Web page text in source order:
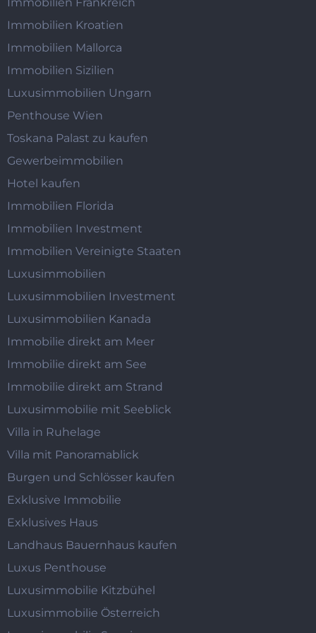
Immobilien Kroatien
Immobilien Mallorca
Immobilien Sizilien
Luxusimmobilien Ungarn
Penthouse Wien
Toskana Palast zu kaufen
Gewerbeimmobilien
Hotel kaufen
Immobilien Florida
Immobilien Investment
Immobilien Vereinigte Staaten
Luxusimmobilien
Luxusimmobilien Investment
Luxusimmobilien Kanada
Immobilie direkt am Meer
Immobilie direkt am See
Immobilie direkt am Strand
Luxusimmobilie mit Seeblick
Villa in Ruhelage
Villa mit Panoramablick
Burgen und Schlösser kaufen
Exklusive Immobilie
Exklusives Haus
Landhaus Bauernhaus kaufen
Luxus Penthouse
Luxusimmobilie Kitzbühel
Luxusimmobilie Österreich